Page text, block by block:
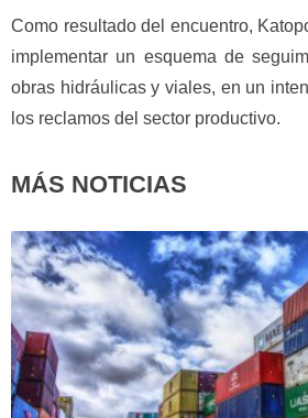
Como resultado del encuentro,
implementar un esquema de
obras hidráulicas y viales, en un
los reclamos del sector productivo.
MÁS NOTICIAS